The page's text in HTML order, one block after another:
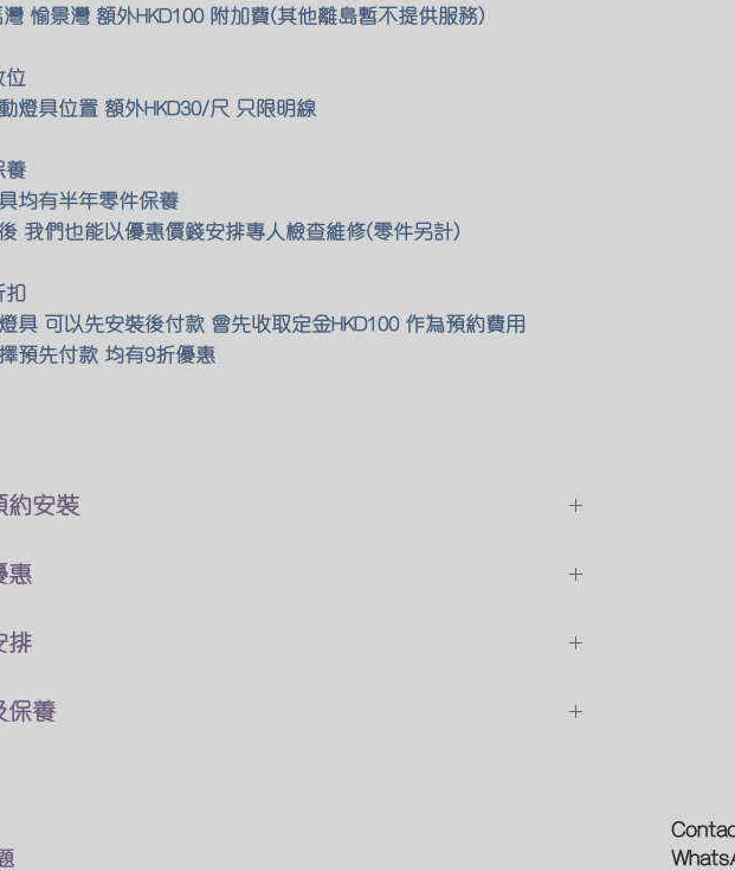
愉景灣 額外HKD100 附加費(其他離島暫不提供服務)
位
燈具位置 額外HKD30/尺 只限明線
養
均有半年零件保養
我們也能以優惠價錢安排專人檢查維修(零件另計)
扣
具 可以先安裝後付款 會先收取定金HKD100 作為預約費用
預先付款 均有9折優惠
約安裝
包了折除舊燈 及原位安裝的費用
安裝後付現
疑問及特別安裝需求
們的客戶服務業員討論
惠
款兩種付款方式
可享有9折優惠
排
上門 馬上進行安裝
業人員也會送貨上門
保養
專人上門維修及更換